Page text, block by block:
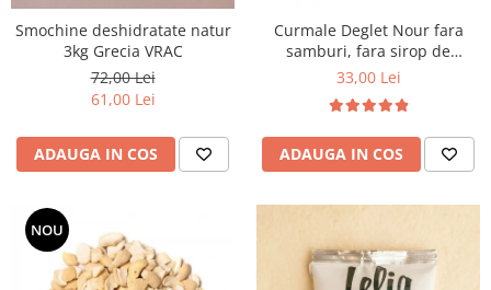
Smochine deshidratate natur
3kg Grecia VRAC
72,00 Lei
61,00 Lei
ADAUGA IN COS
Curmale Deglet Nour fara
samburi, fara sirop de
glucoza 5 kg VRAC
33,00 Lei
ADAUGA IN COS
NOU